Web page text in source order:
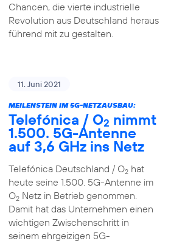
Chancen, die vierte industrielle
Revolution aus Deutschland heraus
führend mit zu gestalten.
11. Juni 2021
MEILENSTEIN IM 5G-NETZAUSBAU:
Telefónica / O2 nimmt
1.500. 5G-Antenne
auf 3,6 GHz ins Netz
Telefónica Deutschland / O2hat
heute seine 1.500. 5G-Antenne im
O2Netz in Betrieb genommen.
Damit hat das Unternehmen einen
wichtigen Zwischenschritt in
seinem ehrgeizigen 5G-